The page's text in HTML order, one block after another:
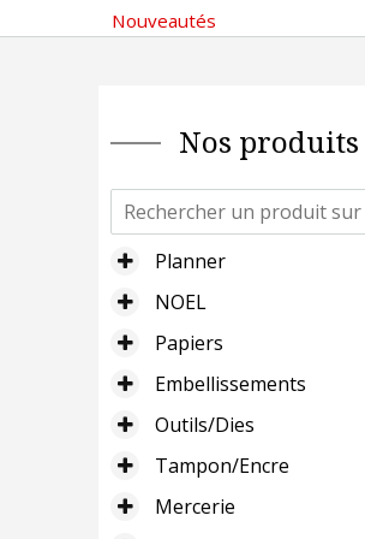
Nouveautés
Nos produits
Planner
NOEL
Papiers
Embellissements
Outils/Dies
Tampon/Encre
Mercerie